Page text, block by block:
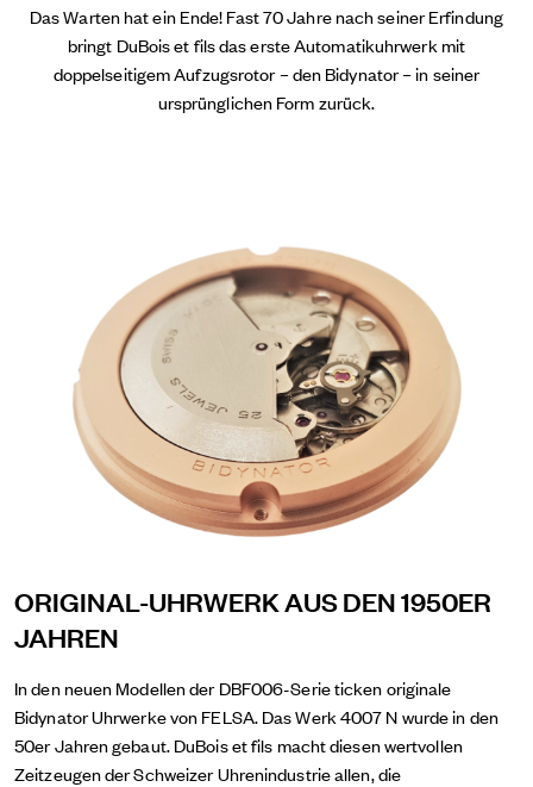
Das Warten hat ein Ende! Fast 70 Jahre nach seiner Erfindung
bringt DuBois et fils das erste Automatikuhrwerk mit
doppelseitigem Aufzugsrotor – den Bidynator – in seiner
ursprünglichen Form zurück.
ORIGINAL-UHRWERK AUS DEN 1950ER
JAHREN
In den neuen Modellen der DBF006-Serie ticken originale
Bidynator Uhrwerke von FELSA. Das Werk 4007 N wurde in den
50er Jahren gebaut. DuBois et fils macht diesen wertvollen
Zeitzeugen der Schweizer Uhrenindustrie allen, die